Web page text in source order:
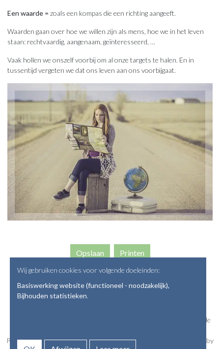
Een waarde = zoals een kompas die een richting aangeeft.
Waarden gaan over hoe we willen zijn als mens, hoe we in het leven
staan: rechtvaardig, aangenaam, geïnteresseerd, …
Vaak hollen we onszelf voorbij om al onze targets te halen. En in
tussentijd vergeten we dat ons leven aan ons voorbijgaat.
Opslaan
• Alle
Privacyverklaring•Webdesign door Zenjoy in Leuven
Powered by
Wij gebruiken cookies voor volgende doeleinden:
Basiswerking website (functioneel - noodzakelijk),
Bijhouden statistieken.